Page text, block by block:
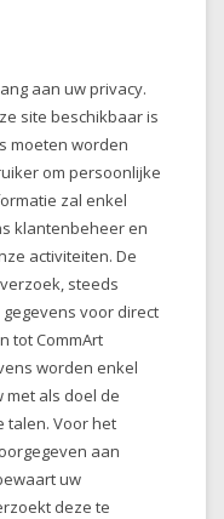
aan uw privacy.
site beschikbaar is
moeten worden
om persoonlijke
zal enkel
klantenbeheer en
activiteiten. De
steeds
voor direct
tot CommArt
worden enkel
met als doel de
talen. Voor het
aan
uw
deze te